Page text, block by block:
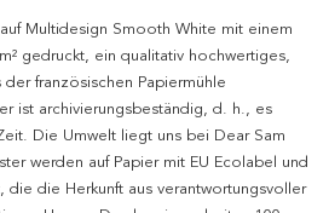
Multidesign Smooth White mit einem
gedruckt, ein qualitativ hochwertiges,
französischen Papiermühle
ist archivierungsbeständig, d. h., es
Die Umwelt liegt uns bei Dear Sam
werden auf Papier mit EU Ecolabel und
die die Herkunft aus verantwortungsvoller